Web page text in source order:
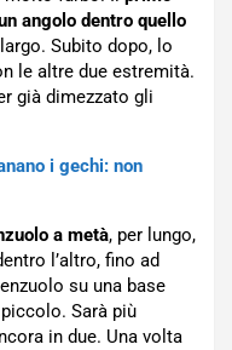
angolo dentro quello
Subito dopo, lo
le altre due estremità.
già dimezzato gli
i gechi: non
a metà, per lungo,
l’altro, fino ad
su una base
Sarà più
in due. Una volta